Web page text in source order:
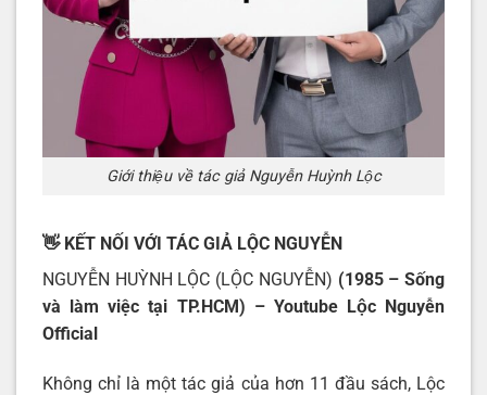
Giới thiệu về tác giả Nguyễn Huỳnh Lộc
👋 KẾT NỐI VỚI TÁC GIẢ LỘC NGUYỄN
NGUYỄN HUỲNH LỘC (LỘC NGUYỄN) (1985 – Sống
và làm việc tại TP.HCM) – Youtube Lộc Nguyễn
Official
Không chỉ là một tác giả của hơn 11 đầu sách, Lộc